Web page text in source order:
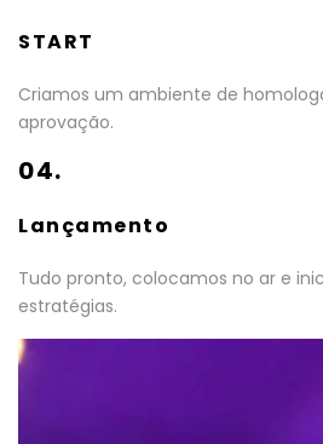
START
Criamos um ambiente de
aprovação.
04.
Lançamento
Tudo pronto, colocamos no ar e
estratégias.